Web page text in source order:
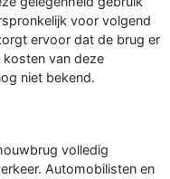
voor volgend
ervoor dat de brug er
kosten van deze
niet bekend.
volledig
Automobilisten en